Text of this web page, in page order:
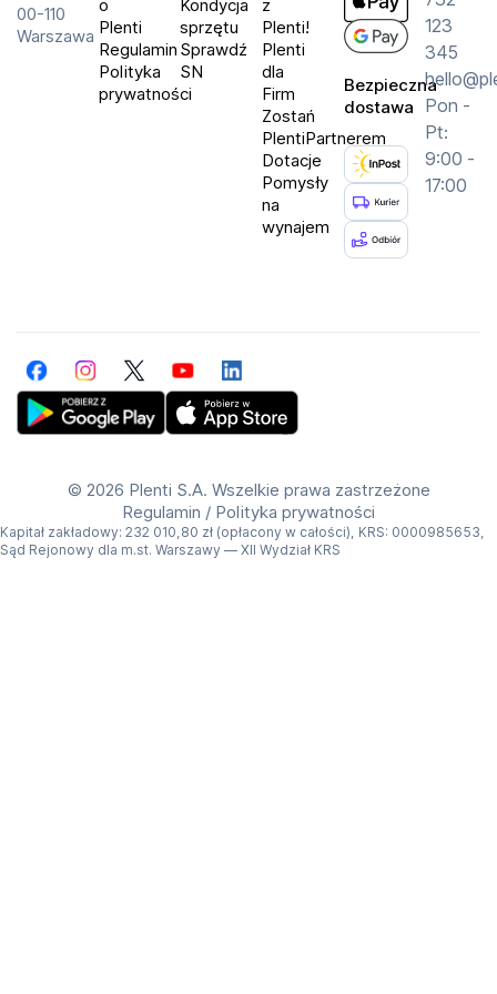
Najważniejsze parametry techniczne
Specyfikacja
Typ ekspresu: automatyczny
Typ młynka: stalowy, żarnowy
Pojemność zbiornika na kawę: 150 g
Pojemność zbiornika na mleko: 240 ml
Szerokość: 18 cm
Długość: 40.25 cm
Zawartość zestawu
00-110
Warszawa
o
Plenti
Regulamin
Polityka
prywatności
Kondycja
sprzętu
Sprawdź
SN
z
Plenti!
Plenti
dla
Firm
Zostań
PlentiPartnerem
Dotacje
Pomysły
na
wynajem
Bezpieczna
dostawa
123
345
Pon -
Pt:
9:00 -
17:00
FacebookInstagramTwitterYouTubeLinkedIn
© 2026 Plenti S.A. Wszelkie prawa zastrzeżone
Regulamin / Polityka prywatności
Kapitał zakładowy: 232 010,80 zł (opłacony w całości), KRS: 0000985653,
Sąd Rejonowy dla m.st. Warszawy — XII Wydział KRS